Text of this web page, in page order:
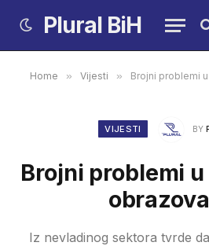
Plural BiH
Home » Vijesti » Brojni problemi
VIJESTI BY
Brojni problemi
Iz nevladinog sektora tvrde